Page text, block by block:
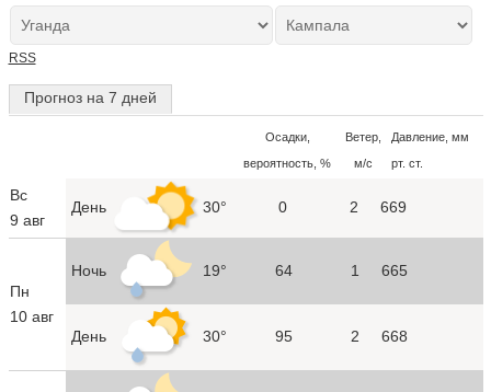
RSS
Прогноз на 7 дней
Осадки,
вероятность, %
Ветер,
м/с
Давление, мм
рт. ст.
Вс
9 авг
День 30° 0 2 669
Пн
10 авг
Ночь 19° 64 1 665
День 30° 95 2 668